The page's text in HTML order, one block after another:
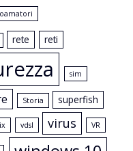
rete reti
sim
Storia
superfish
vdsl virus VR